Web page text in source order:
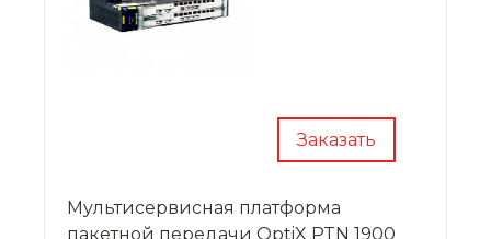
Заказать
Мультисервисная платформа
пакетной передачи OptiX PTN 1900